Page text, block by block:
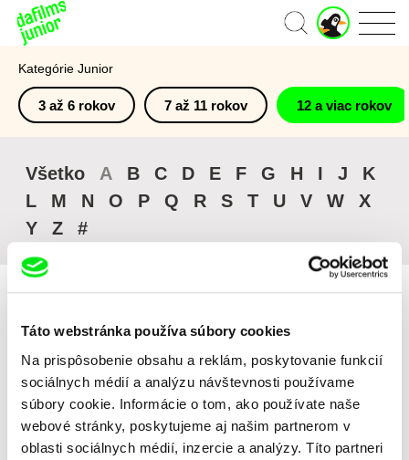
Táto webstránka používa súbory cookies
Na prispôsobenie obsahu a reklám, poskytovanie funkcií
sociálnych médií a analýzu návštevnosti používame
súbory cookie. Informácie o tom, ako používate naše
webové stránky, poskytujeme aj našim partnerom v
oblasti sociálnych médií, inzercie a analýzy. Títo partneri
Domov
J
u
o
r
ú
Kategórie Junior
3 až 6 rokov 7 až 11 rokov 12 a viac rokov
Všetko A B C D E F G H I J
K
L
M N O P Q R S T U V W
X
Y
Z #
Zoradiť podľa
Katalog filmov
Nedávno pridané
Názov filmu